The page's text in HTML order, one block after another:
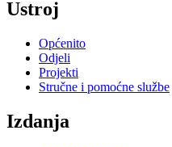
Ustroj
Općenito
Odjeli
Projekti
Stručne i pomoćne službe
Izdanja